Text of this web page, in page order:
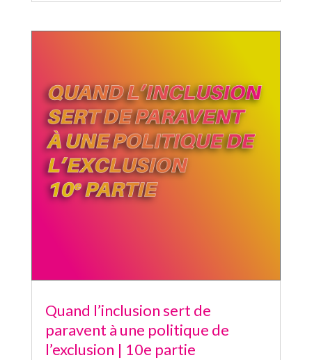
Quand l’inclusion sert de
paravent à une politique de
l’exclusion | 10e partie